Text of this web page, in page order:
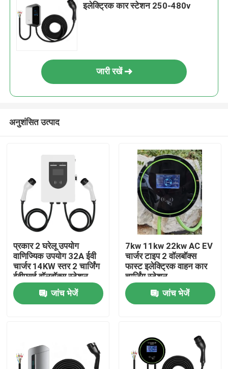
होम
हमारे बारे में
इलेक्ट्रिक कार स्टेशन 250-480v
जारी रखें
अनुशंसित उत्पाद
प्रकार 2 घरेलू उपयोग
वाणिज्यिक उपयोग 32A ईवी
चार्जर 14KW स्तर 2 चार्जिंग
ईवीएसई वॉलबॉक्स स्टेशन
जांच भेजें
7kw 11kw 22kw AC EV
चार्जर टाइप 2 वॉलबॉक्स
फास्ट इलेक्ट्रिक वाहन कार
चार्जिंग स्टेशन
जांच भेजें